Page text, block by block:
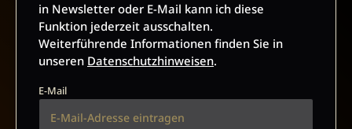
in Newsletter oder E-Mail kann ich diese
Funktion jederzeit ausschalten.
Weiterführende Informationen finden Sie in
unseren Datenschutzhinweisen.
E-Mail